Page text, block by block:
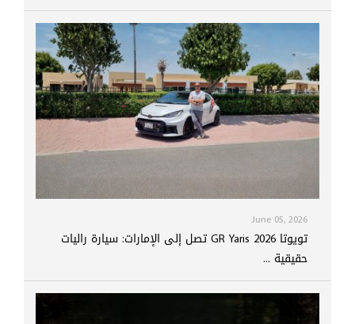
June 05, 2026
تويوتا GR Yaris 2026 تصل إلى الإمارات: سيارة راليات
حقيقية ...